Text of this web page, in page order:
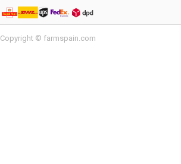
Copyright © farmspain.com